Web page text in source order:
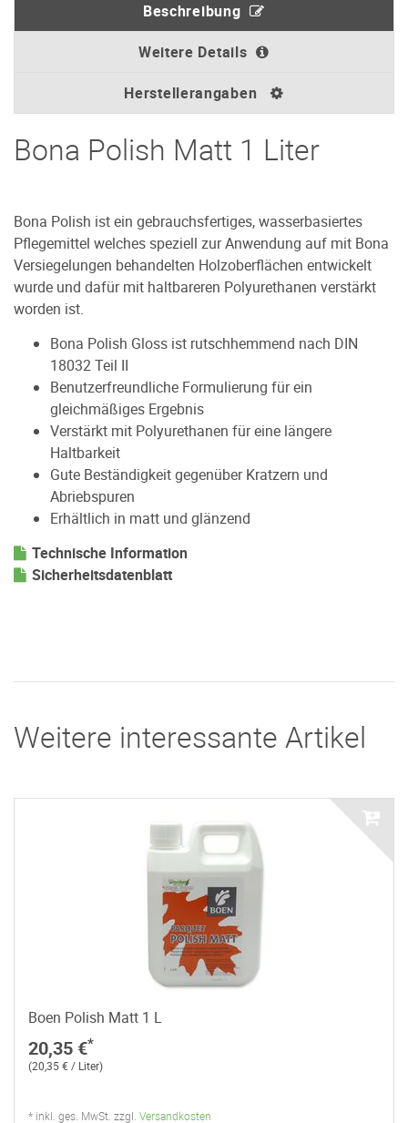
Beschreibung
Weitere Details
Herstellerangaben
Bona Polish Matt 1 Liter
Bona Polish ist ein gebrauchsfertiges, wasserbasiertes
Pflegemittel welches speziell zur Anwendung auf mit Bona
Versiegelungen behandelten Holzoberflächen entwickelt
wurde und dafür mit haltbareren Polyurethanen verstärkt
worden ist.
Bona Polish Gloss ist rutschhemmend nach DIN
18032 Teil II
Benutzerfreundliche Formulierung für ein
gleichmäßiges Ergebnis
Verstärkt mit Polyurethanen für eine längere
Haltbarkeit
Gute Beständigkeit gegenüber Kratzern und
Abriebspuren
Erhältlich in matt und glänzend
Technische Information
Sicherheitsdatenblatt
Weitere interessante Artikel
Boen Polish Matt 1 L
20,35 €*
(20,35 € / Liter)
* inkl. ges. MwSt. zzgl. Versandkosten